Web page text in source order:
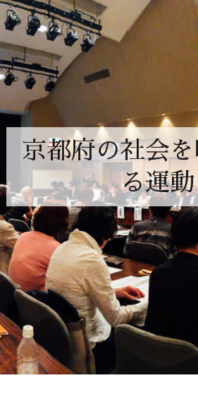
京都府の社会
る運動